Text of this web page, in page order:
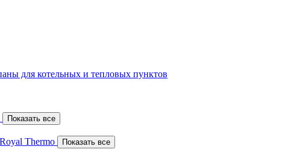
для котельных и тепловых пунктов
Показать все
Thermo Показать все